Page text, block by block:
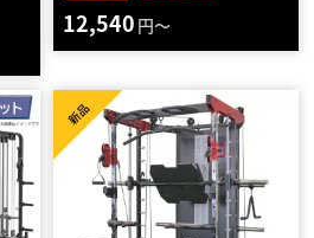
12,540 円～
新品